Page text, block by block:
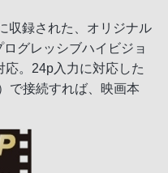
収録された、オリジナル
グレッシブハイビジョ
応。24p入力に対応した
で接続すれば、映画本